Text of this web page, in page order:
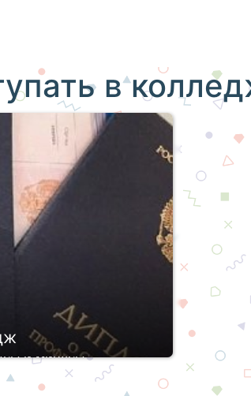
в
и минусы,